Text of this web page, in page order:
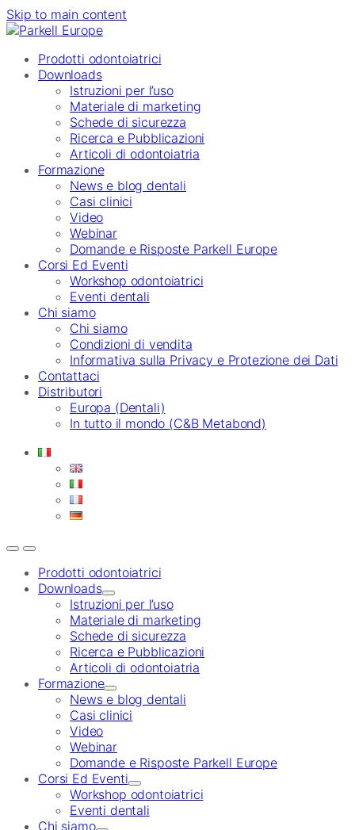
Skip to main content
Prodotti odontoiatrici
Downloads
Istruzioni per l’uso
Materiale di marketing
Schede di sicurezza
Ricerca e Pubblicazioni
Articoli di odontoiatria
Formazione
News e blog dentali
Casi clinici
Video
Webinar
Domande e Risposte Parkell Europe
Corsi Ed Eventi
Workshop odontoiatrici
Eventi dentali
Chi siamo
Chi siamo
Condizioni di vendita
Informativa sulla Privacy e Protezione dei Dati
Contattaci
Distributori
Europa (Dentali)
In tutto il mondo (C&B Metabond)
Prodotti odontoiatrici
Downloads
Istruzioni per l’uso
Materiale di marketing
Schede di sicurezza
Ricerca e Pubblicazioni
Articoli di odontoiatria
Formazione
News e blog dentali
Casi clinici
Video
Webinar
Domande e Risposte Parkell Europe
Corsi Ed Eventi
Workshop odontoiatrici
Eventi dentali
Chi siamo